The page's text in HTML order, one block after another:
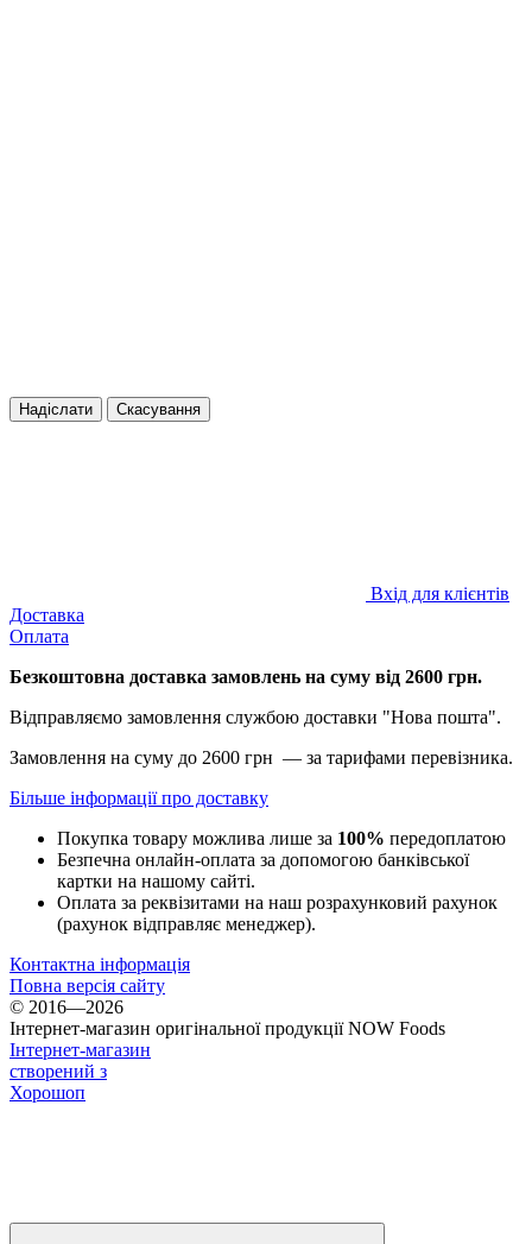
Надіслати Скасування
Вхід для клієнтів
Доставка
Оплата
Безкоштовна доставка замовлень на суму від 2600 грн.
Відправляємо замовлення службою доставки "Нова пошта".
Замовлення на суму до 2600 грн — за тарифами перевізника.
Більше інформації про доставку
Покупка товару можлива лише за 100% передоплатою
Безпечна онлайн-оплата за допомогою банківської
картки на нашому сайті.
Оплата за реквізитами на наш розрахунковий рахунок
(рахунок відправляє менеджер).
Контактна інформація
Повна версія сайту
© 2016—2026
Інтернет-магазин оригінальної продукції NOW Foods
Інтернет-магазин
створений з
Хорошоп